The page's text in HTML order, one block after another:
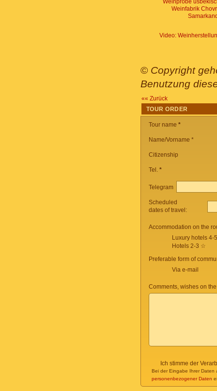
© Copyright
Benutzung
«« Zurück
TOUR ORDER
Tour name *
Name/Vorname *
Citizenship
Tel. *
Telegram
Scheduled
dates of travel:
Accommodation on the
Luxury hotels 4-
Hotels 2-3 ☆
Preferable form of
Via e-mail
Comments, wishes on
Ich stimme der
Bei der Eingabe Ihrer Daten
personenbezogener Daten